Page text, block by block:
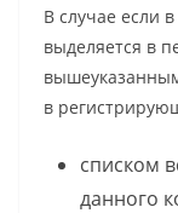
В случае если
выделяется в
в
списком
данного